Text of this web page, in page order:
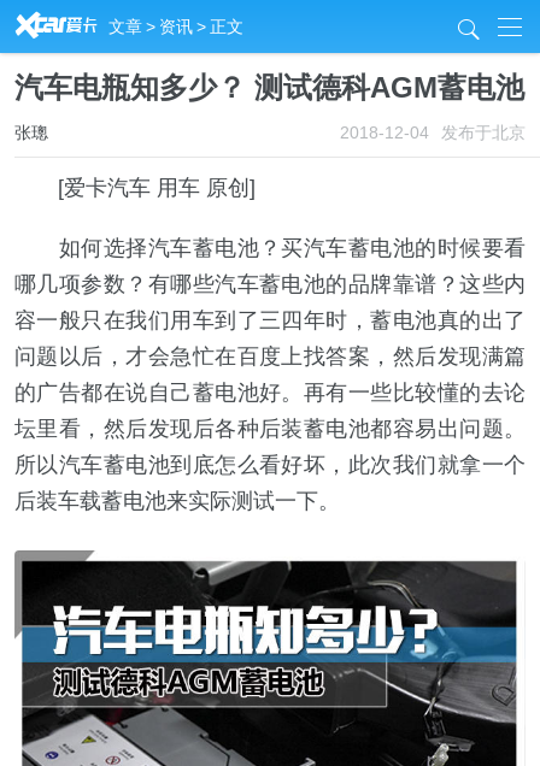
R 文章> 资讯>正文 j
汽车电瓶知多少？ 测试德科AGM蓄电池
2018-12-04 发布于北京
张璁
[爱卡汽车 用车 原创]
如何选择汽车蓄电池？买汽车蓄电池的时候要看
哪几项参数？有哪些汽车蓄电池的品牌靠谱？这些内
容一般只在我们用车到了三四年时，蓄电池真的出了
问题以后，才会急忙在百度上找答案，然后发现满篇
的广告都在说自己蓄电池好。再有一些比较懂的去论
坛里看，然后发现后各种后装蓄电池都容易出问题。
所以汽车蓄电池到底怎么看好坏，此次我们就拿一个
后装车载蓄电池来实际测试一下。